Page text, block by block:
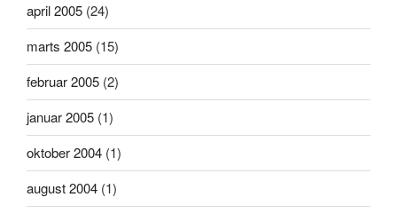
april 2005 (24)
marts 2005 (15)
februar 2005 (2)
januar 2005 (1)
oktober 2004 (1)
august 2004 (1)